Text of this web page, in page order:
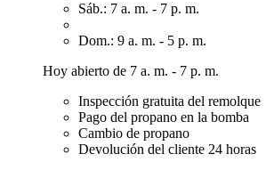
Sáb.: 7 a. m. - 7 p. m.
Dom.: 9 a. m. - 5 p. m.
Hoy abierto de 7 a. m. - 7 p. m.
Inspección gratuita del remolque
Pago del propano en la bomba
Cambio de propano
Devolución del cliente 24 horas